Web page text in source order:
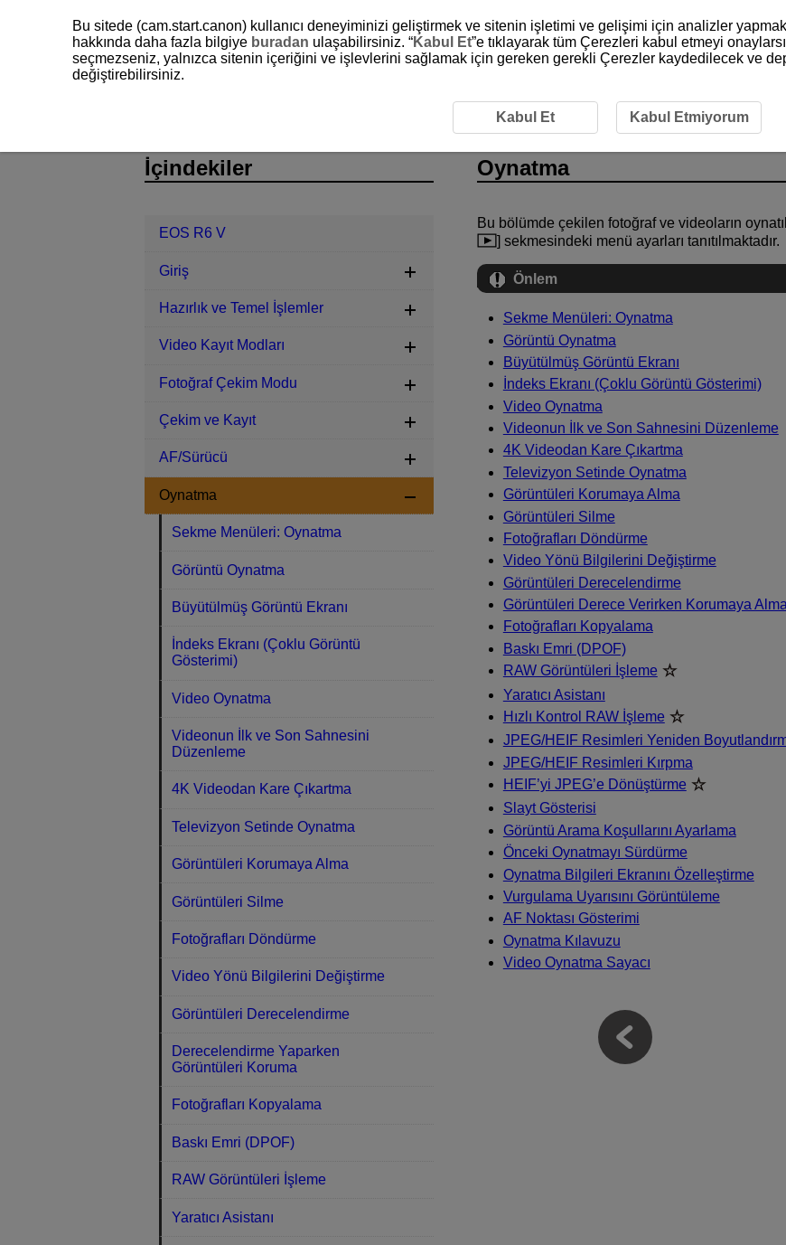
Oynatma
Bu bölümde çekilen fotoğraf ve videoların
] sekmesindeki menü ayarları tanıtılmaktadır.
Önlem
Sekme Menüleri: Oynatma
Görüntü Oynatma
Büyütülmüş Görüntü Ekranı
İndeks Ekranı (Çoklu Görüntü Gösterimi)
Video Oynatma
Videonun İlk ve Son Sahnesini Düzenleme
4K Videodan Kare Çıkartma
Televizyon Setinde Oynatma
Görüntüleri Korumaya Alma
Görüntüleri Silme
Fotoğrafları Döndürme
Video Yönü Bilgilerini Değiştirme
Görüntüleri Derecelendirme
Görüntüleri Derece Verirken Korumaya Alma
Fotoğrafları Kopyalama
Baskı Emri (DPOF)
RAW Görüntüleri İşleme
Yaratıcı Asistanı
Hızlı Kontrol RAW İşleme
JPEG/HEIF Resimleri Yeniden
JPEG/HEIF Resimleri Kırpma
HEIF’yi JPEG’e Dönüştürme
Slayt Gösterisi
Görüntü Arama Koşullarını Ayarlama
Önceki Oynatmayı Sürdürme
Oynatma Bilgileri Ekranını Özelleştirme
Vurgulama Uyarısını Görüntüleme
AF Noktası Gösterimi
Oynatma Kılavuzu
Video Oynatma Sayacı
İçindekiler
EOS R6 V
Giriş
Hazırlık ve Temel İşlemler
Video Kayıt Modları
Fotoğraf Çekim Modu
Çekim ve Kayıt
AF/Sürücü
Oynatma
Sekme Menüleri: Oynatma
Görüntü Oynatma
Büyütülmüş Görüntü Ekranı
İndeks Ekranı (Çoklu Görüntü
Gösterimi)
Video Oynatma
Videonun İlk ve Son Sahnesini
Düzenleme
4K Videodan Kare Çıkartma
Televizyon Setinde Oynatma
Görüntüleri Korumaya Alma
Görüntüleri Silme
Fotoğrafları Döndürme
Video Yönü Bilgilerini Değiştirme
Görüntüleri Derecelendirme
Derecelendirme Yaparken
Görüntüleri Koruma
Fotoğrafları Kopyalama
Baskı Emri (DPOF)
RAW Görüntüleri İşleme
Yaratıcı Asistanı
Bu sitede (cam.start.canon) kullanıcı deneyiminizi geliştirmek ve sitenin işletimi ve gelişimi için analizler yapmak
hakkında daha fazla bilgiye buradan ulaşabilirsiniz. “Kabul Et”e tıklayarak tüm Çerezleri kabul etmeyi
seçmezseniz, yalnızca sitenin içeriğini ve işlevlerini sağlamak için gereken gerekli Çerezler kaydedilecek ve
değiştirebilirsiniz.
Kabul Et Kabul Etmiyorum